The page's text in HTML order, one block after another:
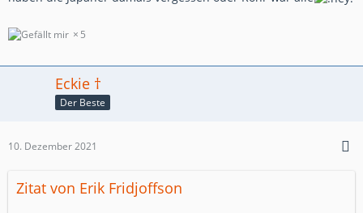
5
Eckie †
Der Beste
10. Dezember 2021
Zitat von Erik Fridjoffson